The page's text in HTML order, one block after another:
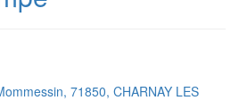
71850, CHARNAY LES